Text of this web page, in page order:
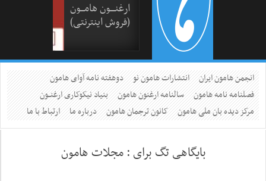
ارغنــــون هامـــون
(فروش اینترنتی)
انجمن هامون ایران انتشارات هامون نو
دوهفته نامه آوای هامون
فصلنامه نامه هامون
سالنامه ارغنون هامون
بنیاد نیکوکاری ارغنــون
مرکز دیده بان ملی هامون
کانون ترجمان هامون درباره ما ارتباط با ما
بایگاهی تگ برای : مجلات هامون